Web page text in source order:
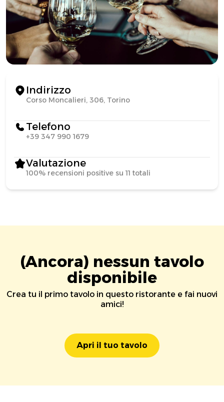
Indirizzo
Corso Moncalieri, 306, Torino
Telefono
+39 347 990 1679
Valutazione
100% recensioni positive su 11 totali
(Ancora) nessun tavolo
disponibile
Crea tu il primo tavolo in questo ristorante e fai nuovi
amici!
Apri il tuo tavolo